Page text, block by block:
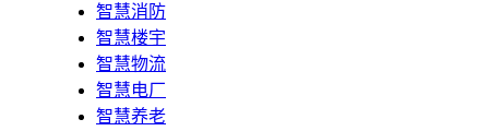
智慧消防
智慧楼宇
智慧物流
智慧电厂
智慧养老